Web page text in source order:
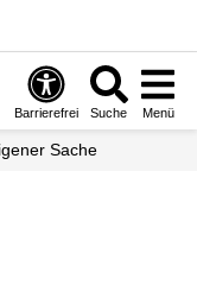
Barrierefrei Suche Menü
Sache